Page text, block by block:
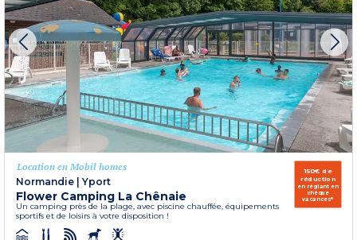
Location en Mobil homes
Normandie
Yport
Flower Camping La Chênaie
Un camping près de la plage, avec piscine chauffée, équipements
sportifs et de loisirs à votre disposition !
150€ de
réduction
en réglant en
chèque
vacances*